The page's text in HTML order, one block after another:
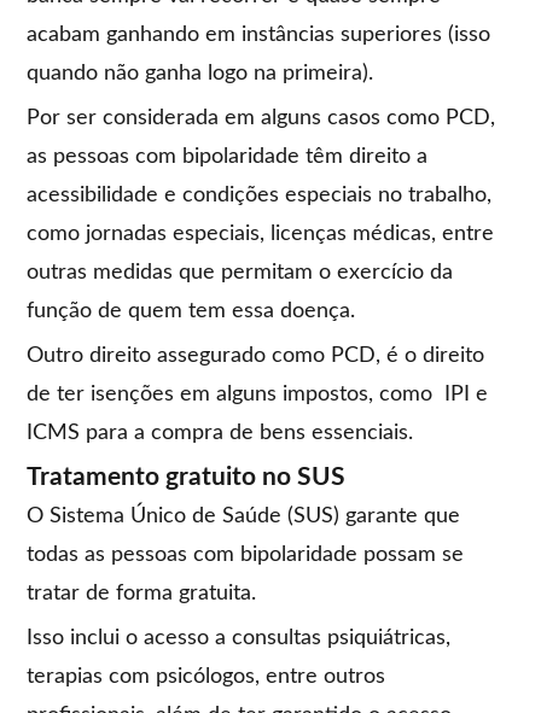
acabam ganhando em instâncias superiores (isso
quando não ganha logo na primeira).
Por ser considerada em alguns casos como PCD,
as pessoas com bipolaridade têm direito a
acessibilidade e condições especiais no trabalho,
como jornadas especiais, licenças médicas, entre
outras medidas que permitam o exercício da
função de quem tem essa doença.
Outro direito assegurado como PCD, é o direito
de ter isenções em alguns impostos, como IPI e
ICMS para a compra de bens essenciais.
Tratamento gratuito no SUS
O Sistema Único de Saúde (SUS) garante que
todas as pessoas com bipolaridade possam se
tratar de forma gratuita.
Isso inclui o acesso a consultas psiquiátricas,
terapias com psicólogos, entre outros